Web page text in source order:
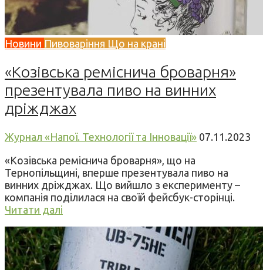
Новини Пивоваріння Що на крані
«Козівська реміснича броварня»
презентувала пиво на винних
дріжджах
Журнал «Напої. Технології та Інновації» 07.11.2023
«Козівська реміснича броварня», що на
Тернопільщині, вперше презентувала пиво на
винних дріжджах. Що вийшло з експерименту –
компанія поділилася на своїй фейсбук-сторінці.
Читати далі